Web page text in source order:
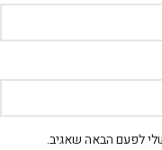
לפעם הבאה שאגיב.